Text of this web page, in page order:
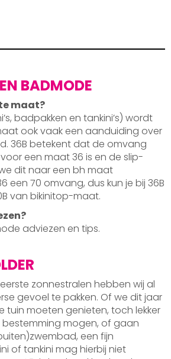
BADMODE
maat?
badpakken en tankini’s) wordt
ook vaak een aanduiding over
36B betekent dat de omvang
een maat 36 is en de slip-
dit naar een bh maat
een 70 omvang, dus kun je bij 36B
van bikinitop-maat.
adviezen en tips.
zonnestralen hebben wij al
gevoel te pakken. Of we dit jaar
tuin moeten genieten, toch lekker
mogen, of gaan
een fijn
of tankini mag hierbij niet